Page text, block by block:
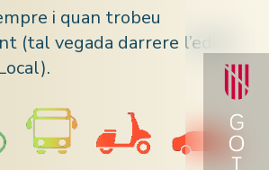
i quan trobeu
(tal vegada darrere l’edifici